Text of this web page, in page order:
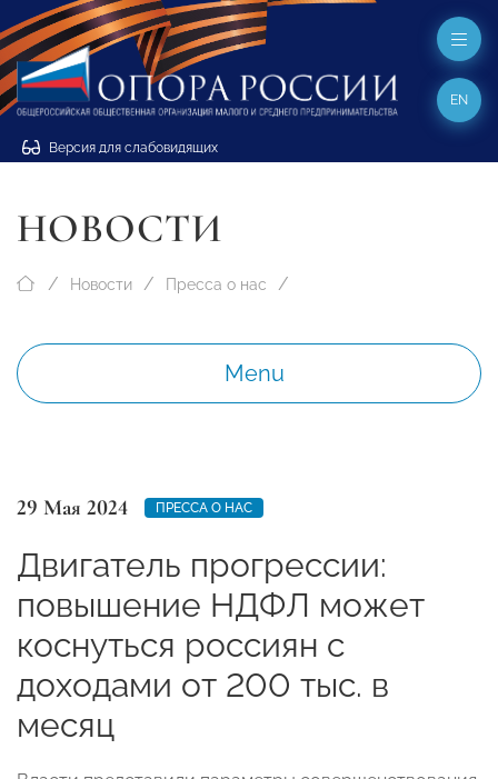
Версия для слабовидящих
EN
НОВОСТИ
Новости Пресса о нас
Menu
29 Мая 2024 ПРЕССА О НАС
Двигатель прогрессии:
повышение НДФЛ может
коснуться россиян с
доходами от 200 тыс. в
месяц